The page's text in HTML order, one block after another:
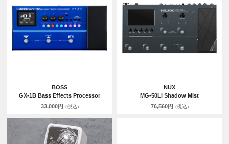
BOSS
GX-1B Bass Effects Processor
33,000円 (税込)
NUX
MG-50Li Shadow Mist
76,560円 (税込)